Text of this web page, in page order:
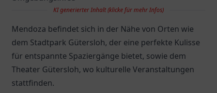
KI generierter Inhalt (klicke für mehr Infos)
Mendoza befindet sich in der Nähe von Orten wie
dem Stadtpark Gütersloh, der eine perfekte Kulisse
für entspannte Spaziergänge bietet, sowie dem
Theater Gütersloh, wo kulturelle Veranstaltungen
stattfinden.